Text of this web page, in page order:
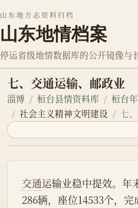
山东地方志资料归档
山东地情档案
停运省级地情数据库的公开镜像与
七、交通运输、邮政业
淄博 桓台县情资料库 桓台年
社会主义精神文明建设
七
交通运输业稳中提效。年
286辆，座位14533个，完